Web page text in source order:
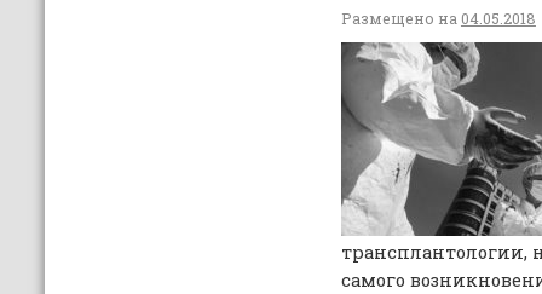
Размещено на 04.05.2018
трансплантологии,
самого